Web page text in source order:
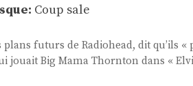
Coup sale
plans futurs de Radiohead, dit qu’ils
jouait Big Mama Thornton dans «